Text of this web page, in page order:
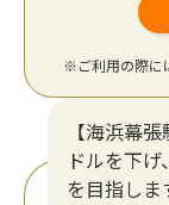
※ご利用の際に
【海浜幕
ドルを下
を目指しま